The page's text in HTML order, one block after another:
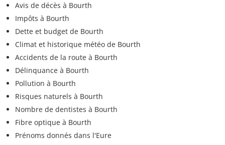
Avis de décès à Bourth
Impôts à Bourth
Dette et budget de Bourth
Climat et historique météo de Bourth
Accidents de la route à Bourth
Délinquance à Bourth
Pollution à Bourth
Risques naturels à Bourth
Nombre de dentistes à Bourth
Fibre optique à Bourth
Prénoms donnés dans l'Eure